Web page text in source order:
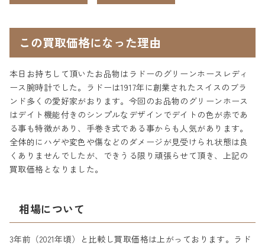
この買取価格になった理由
本日お持ちして頂いたお品物はラドーのグリーンホースレディ
ース腕時計でした。ラドーは1917年に創業されたスイスのブラ
ンド多くの愛好家がおります。今回のお品物のグリーンホース
はデイト機能付きのシンプルなデザインでデイトの色が赤であ
る事も特徴があり、手巻き式である事からも人気があります。
全体的にハゲや変色や傷などのダメージが見受けられ状態は良
くありませんでしたが、できうる限り頑張らせて頂き、上記の
買取価格となりました。
相場について
3年前（2021年頃）と比較し買取価格は上がっております。ラド